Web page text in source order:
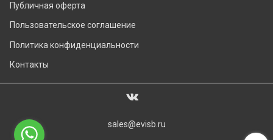
Публичная оферта
Пользовательское соглашение
Политика конфиденциальности
Контакты
sales@evisb.ru